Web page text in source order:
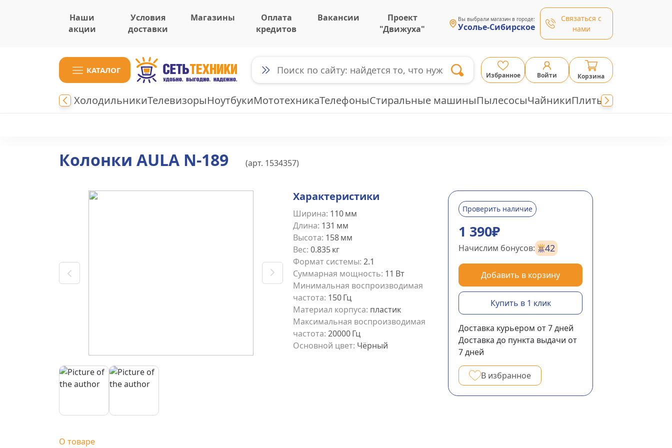
Наши
акции
Условия
доставки
Магазины
Оплата
кредитов
Вакансии
Проект
"Движуха"
Вы выбрали магазин в городе:
Усолье-Сибирское
Связаться с
нами
КАТАЛОГ
Избранное Войти Корзина
ХолодильникиТелевизорыНоутбукиМототехникаТелефоныСтиральные машиныПылесосыЧайникиПлиты
Колонки AULA N-189 (арт. 1534357)
1 390₽
Проверить наличие
Начислим бонусов: 42
Добавить в корзину
Купить в 1 клик
Доставка курьером от 7дней
Доставка до пункта выдачи от
7дней
В избранное
Характеристики
Ширина: 110мм
Длина: 131 мм
Высота: 158мм
Вес: 0.835кг
Формат системы: 2.1
Суммарная мощность: 11 Вт
Минимальная воспроизводимая
частота: 150Гц
Материал корпуса: пластик
Максимальная воспроизводимая
частота: 20000Гц
Основной цвет: Чёрный
О товаре